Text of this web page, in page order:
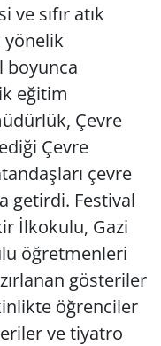
ve sıfır atık
yönelik
boyunca
eğitim
Çevre
Çevre
çevre
getirdi. Festival
İlkokulu, Gazi
öğretmenleri
gösteriler
öğrenciler
ve tiyatro